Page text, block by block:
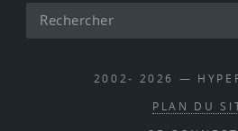
2002- 2026 —
PLAN DU